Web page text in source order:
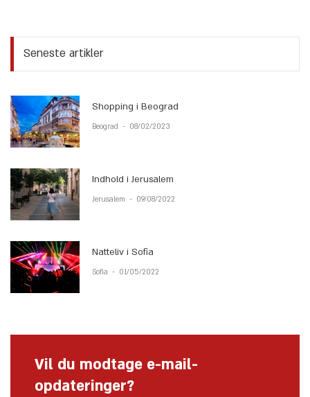
Seneste artikler
Shopping i Beograd
Beograd - 08/02/2023
Indhold i Jerusalem
Jerusalem - 09/08/2022
Natteliv i Sofia
Sofia - 01/05/2022
Vil du modtage e-mail-
opdateringer?